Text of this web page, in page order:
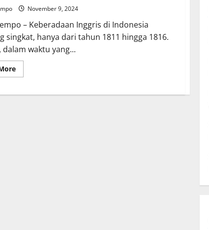
November 9, 2024
– Keberadaan Inggris di Indonesia
singkat, hanya dari tahun 1811 hingga 1816.
dalam waktu yang...
Read
more
Inggris